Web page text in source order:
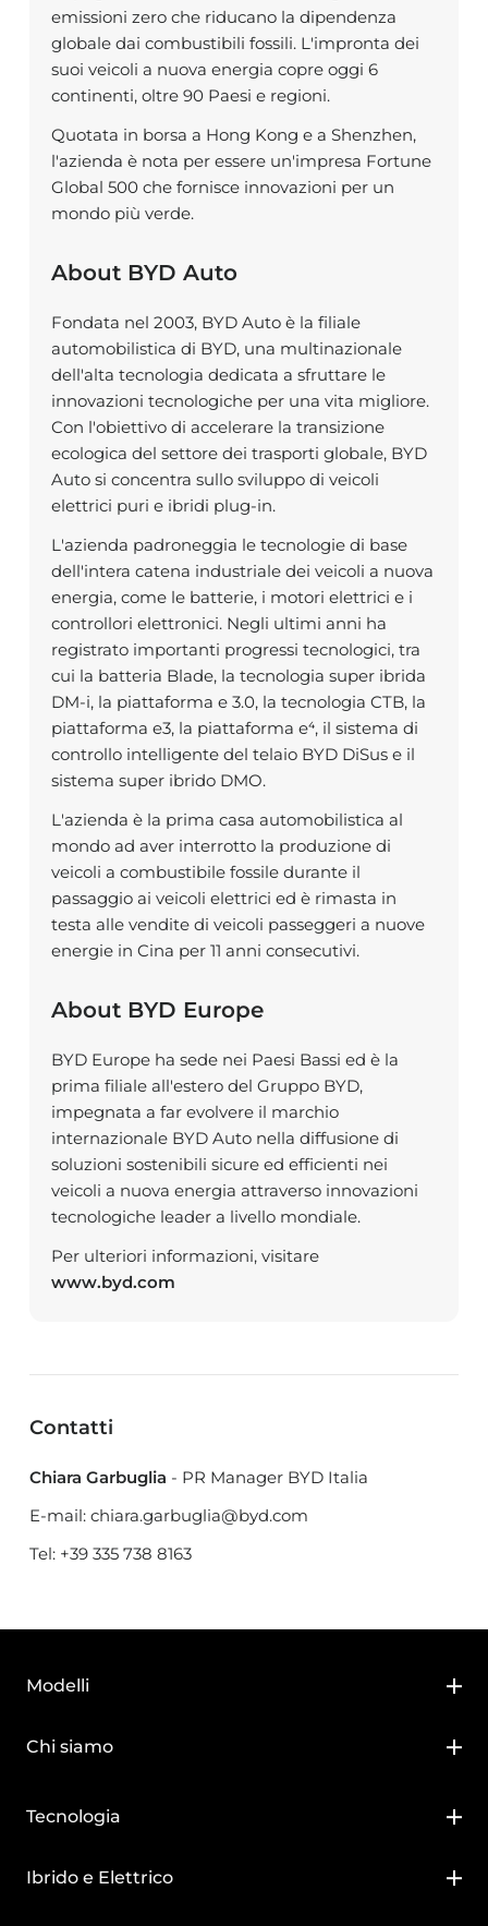
emissioni zero che riducano la dipendenza
globale dai combustibili fossili. L'impronta dei
suoi veicoli a nuova energia copre oggi 6
continenti, oltre 90 Paesi e regioni.
Quotata in borsa a Hong Kong e a Shenzhen,
l'azienda è nota per essere un'impresa Fortune
Global 500 che fornisce innovazioni per un
mondo più verde.
About BYD Auto
Fondata nel 2003, BYD Auto è la filiale
automobilistica di BYD, una multinazionale
dell'alta tecnologia dedicata a sfruttare le
innovazioni tecnologiche per una vita migliore.
Con l'obiettivo di accelerare la transizione
ecologica del settore dei trasporti globale, BYD
Auto si concentra sullo sviluppo di veicoli
elettrici puri e ibridi plug-in.
L'azienda padroneggia le tecnologie di base
dell'intera catena industriale dei veicoli a nuova
energia, come le batterie, i motori elettrici e i
controllori elettronici. Negli ultimi anni ha
registrato importanti progressi tecnologici, tra
cui la batteria Blade, la tecnologia super ibrida
DM-i, la piattaforma e 3.0, la tecnologia CTB, la
piattaforma e3, la piattaforma e⁴, il sistema di
controllo intelligente del telaio BYD DiSus e il
sistema super ibrido DMO.
L'azienda è la prima casa automobilistica al
mondo ad aver interrotto la produzione di
veicoli a combustibile fossile durante il
passaggio ai veicoli elettrici ed è rimasta in
testa alle vendite di veicoli passeggeri a nuove
energie in Cina per 11 anni consecutivi.
About BYD Europe
BYD Europe ha sede nei Paesi Bassi ed è la
prima filiale all'estero del Gruppo BYD,
impegnata a far evolvere il marchio
internazionale BYD Auto nella diffusione di
soluzioni sostenibili sicure ed efficienti nei
veicoli a nuova energia attraverso innovazioni
tecnologiche leader a livello mondiale.
Per ulteriori informazioni, visitare
www.byd.com
Contatti
Chiara Garbuglia - PR Manager BYD Italia
E-mail:chiara.garbuglia@byd.com
Tel: +39 335 738 8163
Modelli
BYD ATTO 2
BYD ATTO 3 EVO
Chi siamo
Tecnologia
Ibrido e Elettrico